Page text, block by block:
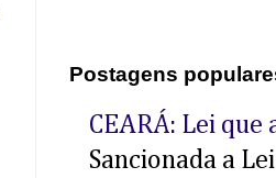
Postagens
CEARÁ: Lei
Sancionada a